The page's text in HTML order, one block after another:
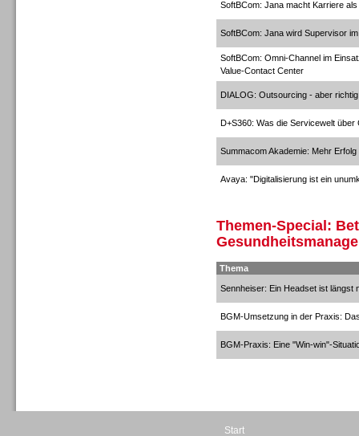
SoftBCom: Jana macht Karriere
SoftBCom: Jana wird Supervisor
SoftBCom: Omni-Channel im
Value-Contact Center
DIALOG: Outsourcing - aber
D+S360: Was die Servicewelt
Summacom Akademie: Mehr
Avaya: "Digitalisierung ist ein
Themen-Special:
Thema
Sennheiser: Ein Headset ist längst
BGM-Umsetzung in der Praxis:
BGM-Praxis: Eine "Win-win"-
Start